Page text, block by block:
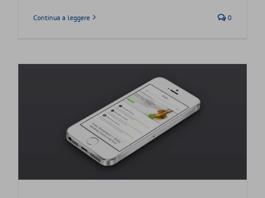
Continua a leggere 0